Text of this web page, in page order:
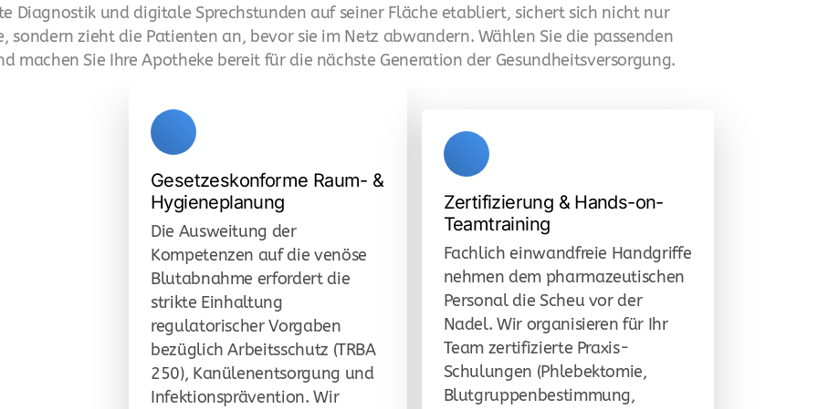
Diagnostik und digitale Sprechstunden auf seiner Fläche etabliert, sichert sich nicht nur
zieht die Patienten an, bevor sie im Netz abwandern. Wählen Sie die passenden
machen Sie Ihre Apotheke bereit für die nächste Generation der Gesundheitsversorgung.
Gesetzeskonforme Raum- &
Hygieneplanung
Die Ausweitung der
Kompetenzen auf die venöse
Blutabnahme erfordert die
strikte Einhaltung
regulatorischer Vorgaben
bezüglich Arbeitsschutz (TRBA
250), Kanülenentsorgung und
Infektionsprävention. Wir
Zertifizierung & Hands-on-
Teamtraining
Fachlich einwandfreie Handgriffe
nehmen dem pharmazeutischen
Personal die Scheu vor der
Nadel. Wir organisieren für Ihr
Team zertifizierte Praxis-
Schulungen (Phlebektomie,
Blutgruppenbestimmung,